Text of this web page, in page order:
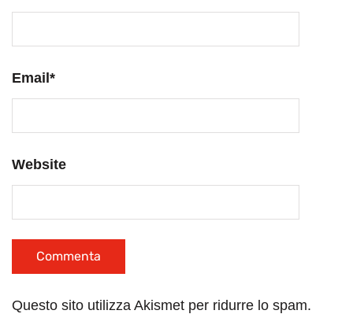
Email*
Website
Questo sito utilizza Akismet per ridurre lo spam.